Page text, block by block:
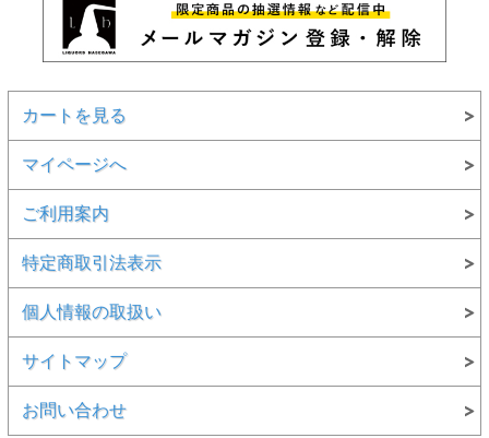
カートを見る
マイページへ
ご利用案内
特定商取引法表示
個人情報の取扱い
サイトマップ
お問い合わせ